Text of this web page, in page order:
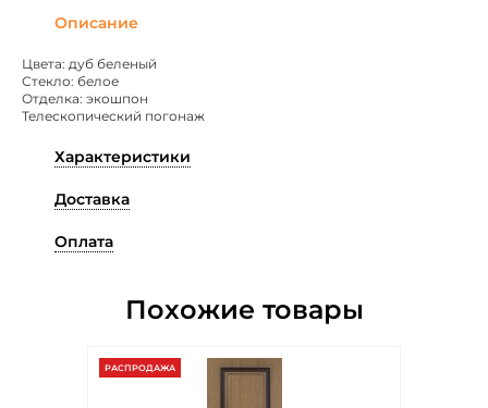
Описание
Цвета: дуб беленый
Стекло: белое
Отделка: экошпон
Телескопический погонаж
Характеристики
Доставка
Оплата
Похожие товары
РАСПРОДАЖА